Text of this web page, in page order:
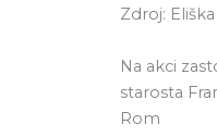
Zdroj:
Na akci
starosta
Rom